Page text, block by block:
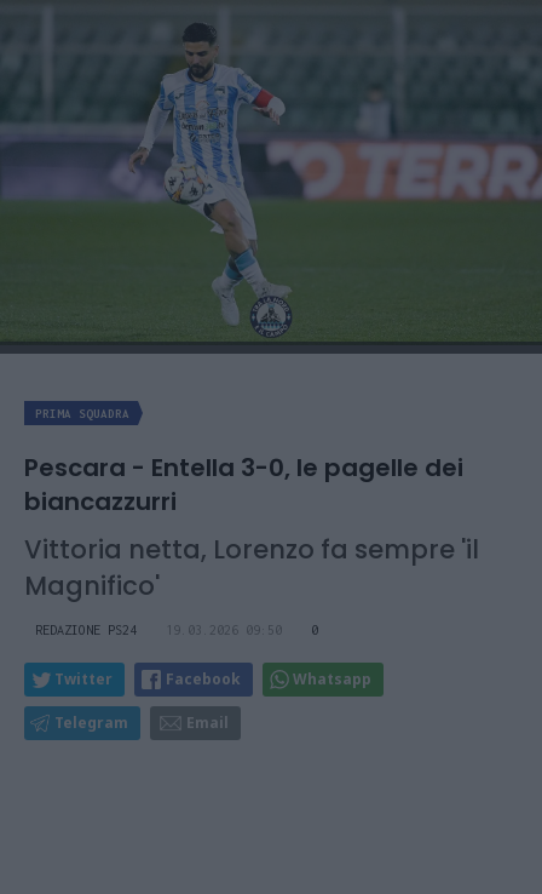
PRIMA SQUADRA
Pescara - Entella 3-0, le pagelle dei
biancazzurri
Vittoria netta, Lorenzo fa sempre 'il
Magnifico'
REDAZIONE PS24 19.03.2026 09:50 0
Twitter Facebook Whatsapp
Telegram Email